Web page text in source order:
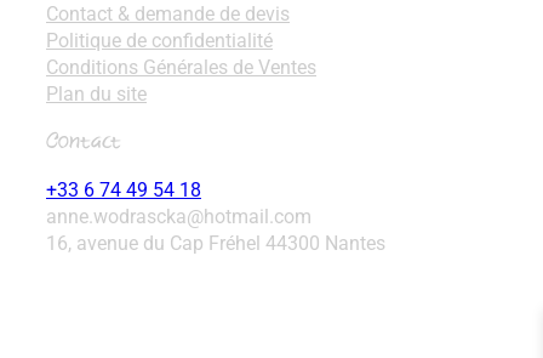
Contact & demande de devis
Politique de confidentialité
Conditions Générales de Ventes
Plan du site
Contact
+33 6 74 49 54 18
anne.wodrascka@hotmail.com
16, avenue du Cap Fréhel 44300 Nantes